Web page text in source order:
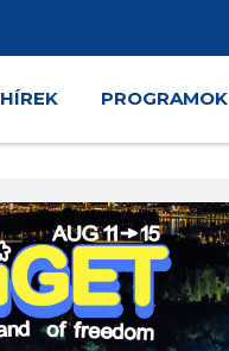
HÍREK PROGRAMOK